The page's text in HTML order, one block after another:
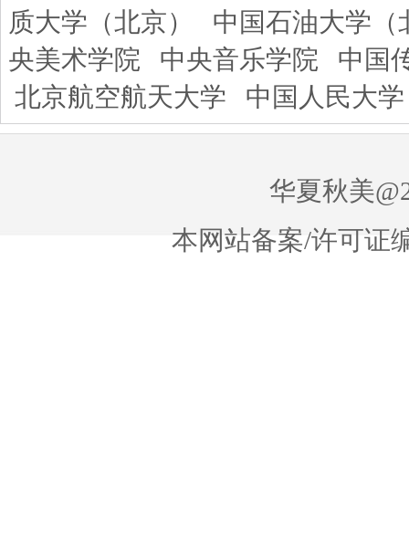
质大学（北京）
中国石油大学（
央美术学院
中央音乐学院
中国
北京航空航天大学
中国人民大学
华夏秋美
本网站备案/许可证